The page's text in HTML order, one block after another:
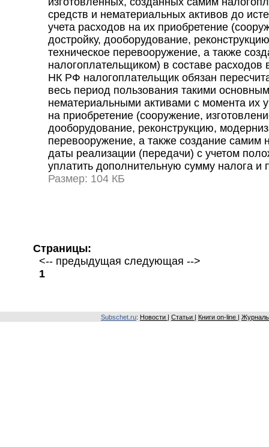
средств и нематериальных активов до
учета расходов на их приобретение
достройку, дооборудование,
техническое перевооружение, а также
налогоплательщиком) в составе расходов
НК РФ налогоплательщик обязан
весь период пользования такими
нематериальными активами с момента их
на приобретение (сооружение,
дооборудование, реконструкцию,
перевооружение, а также создание самим
даты реализации (передачи) с учетом
уплатить дополнительную сумму налога и
Размер: 104 КБ
Страницы:
<-- предыдущая следующая -->
1
Subschet.ru: Новости Статьи Книги on-line